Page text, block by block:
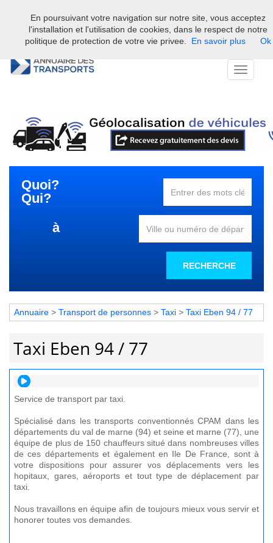
Bienvenue sur l'annuaire professionnel du transport et de la la
logistique en France.
Toggle
Quoi?
Qui?
à
RECHERCHE
Annuaire > Transport de personnes > Taxi > Taxi Eben 94 / 77
Taxi Eben 94 / 77
Service de transport par taxi.
Spécialisé dans les transports conventionnés CPAM dans les
départements du val de marne (94) et seine et marne (77), une
équipe de plus de 150 chauffeurs situé dans nombreuses villes
de ces départements et également en Ile De France, sont à
votre dispositions pour assurer vos déplacements vers les
hopitaux, gares, aéroports et tout type de déplacement par
taxi.
Nous travaillons en équipe afin de toujours mieux vous servir et
honorer toutes vos demandes.
En poursuivant votre navigation sur notre site, vous acceptez
l'installation et l'utilisation de cookies, dans le respect de notre
politique de protection de votre vie privee.
En savoir plus Ok